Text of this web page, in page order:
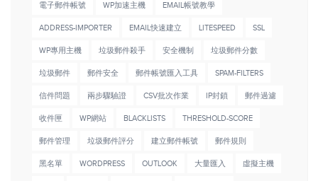
電子郵件帳號 WP加速主機 EMAIL帳號教學
ADDRESS-IMPORTER EMAIL快速建立 LITESPEED SSL
WP專用主機 垃圾郵件殺手 安全機制 垃圾郵件分數
垃圾郵件 郵件安全 郵件帳號匯入工具 SPAM-FILTERS
信件問題 兩步驟驗證 CSV批次作業 IP封鎖 郵件過濾
收件匣 WP網站 BLACKLISTS THRESHOLD-SCORE
郵件管理 垃圾郵件評分 建立郵件帳號 郵件規則
黑名單 WORDPRESS OUTLOOK 大量匯入 虛擬主機